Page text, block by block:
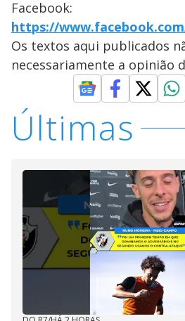
Facebook:
https://
Os textos aqui publicados
necessariamente a opinião
Últimas